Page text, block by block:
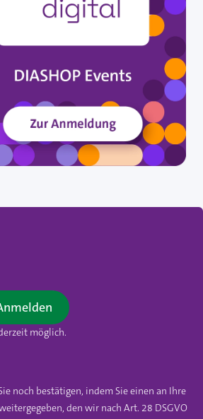
möglich.
noch bestätigen, indem Sie einen an Ihre
den wir nach Art. 28 DSGVO